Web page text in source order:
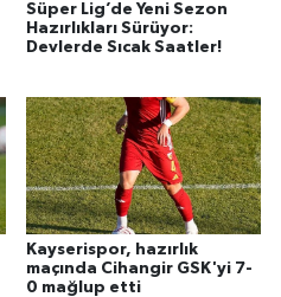
Süper Lig’de Yeni Sezon
Hazırlıkları Sürüyor:
Devlerde Sıcak Saatler!
Kayserispor, hazırlık
maçında Cihangir GSK'yi 7-
0 mağlup etti